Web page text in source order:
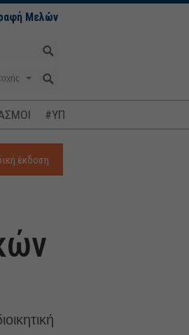
Μελών
#ΥΠΟΚΛΟΠΕΣ
έκδοση